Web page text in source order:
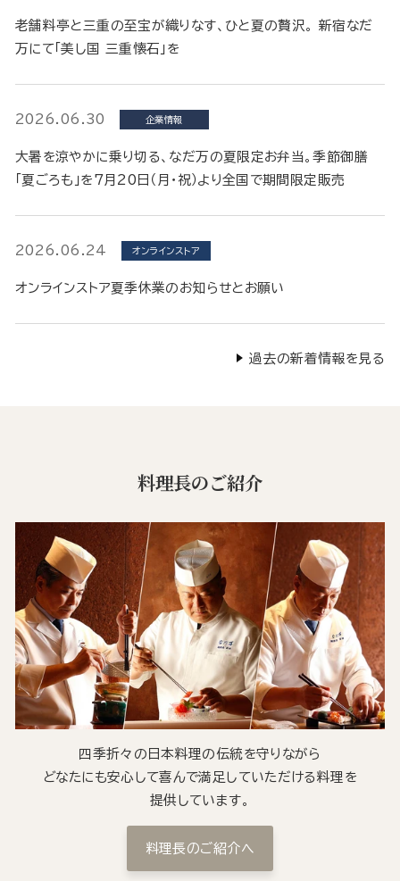
老舗料亭と三重の至宝が織りなす、ひと夏の贅沢。 新宿なだ
万にて「美し国 三重懐石」を
2026.06.30 企業情報
大暑を涼やかに乗り切る、なだ万の夏限定お弁当。季節御膳
「夏ごろも」を7月20日（月・祝）より全国で期間限定販売
2026.06.24 オンラインストア
オンラインストア夏季休業のお知らせとお願い
過去の新着情報を見る
料理長のご紹介
四季折々の日本料理の伝統を守りながら
どなたにも安心して喜んで満足していただける料理を
提供しています。
料理長のご紹介へ